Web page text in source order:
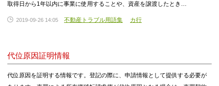
取得日から1年以内に事業に使用することや、資産を譲渡したとき…
2019-09-26 14:05 不動産トラブル用語集 カ行
代位原因証明情報
代位原因を証明する情報です。登記の際に、申請情報として提供する必要が